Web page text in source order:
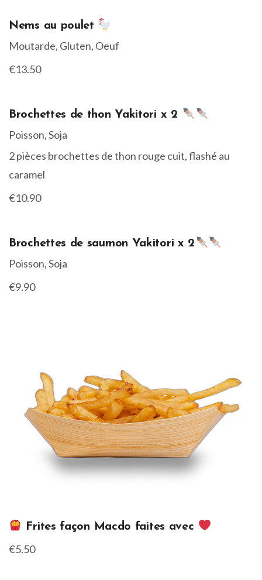
Nems au poulet
Moutarde, Gluten, Oeuf
€13.50
Brochettes de thon Yakitori x 2
Poisson, Soja
2 pièces brochettes de thon rouge cuit, flashé au
caramel
€10.90
Brochettes de saumon Yakitori x 2
Poisson, Soja
€9.90
Frites façon Macdo faites avec
€5.50